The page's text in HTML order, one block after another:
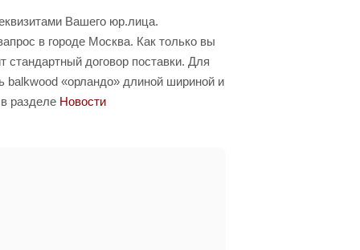
Вашего юр.лица.
в городе Москва. Как только вы
стандартный договор поставки. Для
balkwood «орландо» длиной шириной и
разделе Новости